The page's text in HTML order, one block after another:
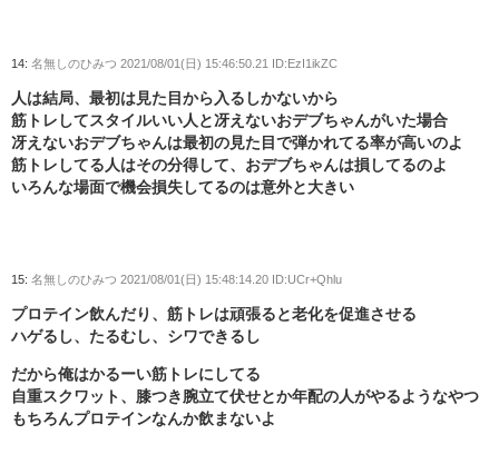
14: 名無しのひみつ 2021/08/01(日) 15:46:50.21 ID:EzI1ikZC
人は結局、最初は見た目から入るしかないから
筋トレしてスタイルいい人と冴えないおデブちゃんがいた場合
冴えないおデブちゃんは最初の見た目で弾かれてる率が高いのよ
筋トレしてる人はその分得して、おデブちゃんは損してるのよ
いろんな場面で機会損失してるのは意外と大きい
15: 名無しのひみつ 2021/08/01(日) 15:48:14.20 ID:UCr+Qhlu
プロテイン飲んだり、筋トレは頑張ると老化を促進させる
ハゲるし、たるむし、シワできるし
だから俺はかるーい筋トレにしてる
自重スクワット、膝つき腕立て伏せとか年配の人がやるようなやつ
もちろんプロテインなんか飲まないよ